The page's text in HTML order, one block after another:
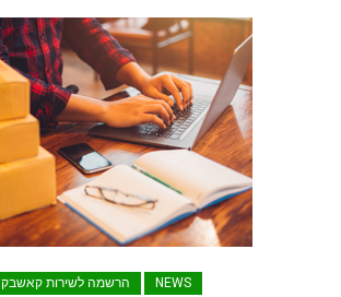
NEWS הרשמה לשירות קאשבק